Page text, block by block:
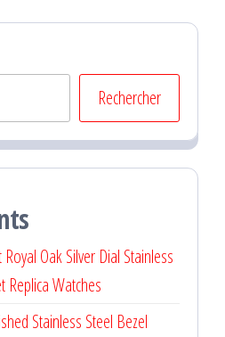
Rechercher
Oak Silver Dial Stainless
Replica Watches
Stainless Steel Bezel